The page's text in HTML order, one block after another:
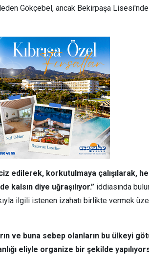
Gökçebel, ancak Bekirpaşa Lisesi'nde
edilerek, korkutulmaya çalışılarak,
kalsın diye uğraşılıyor.” iddiasında
ilgili istenen izahatı birlikte vermek
ve buna sebep olanların bu ülkeyi
eliyle organize bir şekilde